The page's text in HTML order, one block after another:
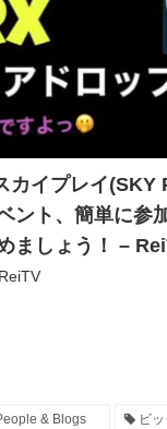
カイプレイ(SKY
ント、簡単に参
ましょう！ –
& Blogs ビッ